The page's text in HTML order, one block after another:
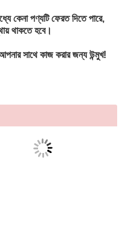
কেনা পণ্যটি ফেরত দিতে পারে,
থাকতে হবে।
সাথে কাজ করার জন্য উন্মুখ!